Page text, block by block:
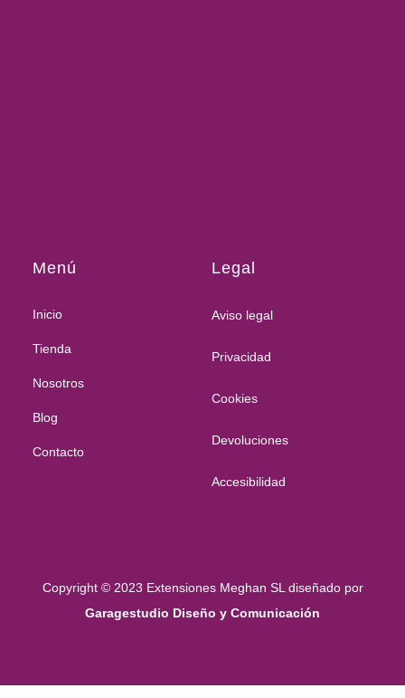
Menú
Inicio
Tienda
Nosotros
Blog
Contacto
Legal
Aviso legal
Privacidad
Cookies
Devoluciones
Accesibilidad
Copyright © 2023 Extensiones Meghan SL diseñado por
Garagestudio Diseño y Comunicación